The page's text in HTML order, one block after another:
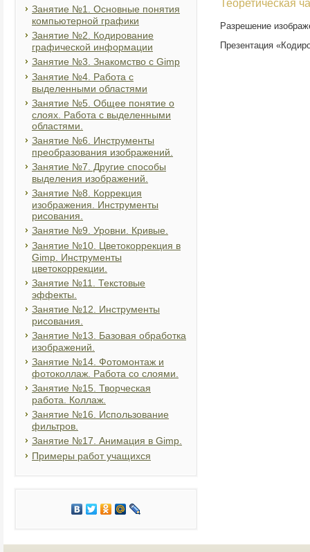
Занятие №1. Основные понятия
компьютерной графики
Занятие №2. Кодирование
графической информации
Занятие №3. Знакомство с Gimp
Занятие №4. Работа с
выделенными областями
Занятие №5. Общее понятие о
слоях. Работа с выделенными
областями.
Занятие №6. Инструменты
преобразования изображений.
Занятие №7. Другие способы
выделения изображений.
Занятие №8. Коррекция
изображения. Инструменты
рисования.
Занятие №9. Уровни. Кривые.
Занятие №10. Цветокоррекция в
Gimp. Инструменты
цветокоррекции.
Занятие №11. Текстовые
эффекты.
Занятие №12. Инструменты
рисования.
Занятие №13. Базовая обработка
изображений.
Занятие №14. Фотомонтаж и
фотоколлаж. Работа со слоями.
Занятие №15. Творческая
работа. Коллаж.
Занятие №16. Использование
фильтров.
Занятие №17. Анимация в Gimp.
Примеры работ учащихся
Теоретическая
Разрешение
Презентация